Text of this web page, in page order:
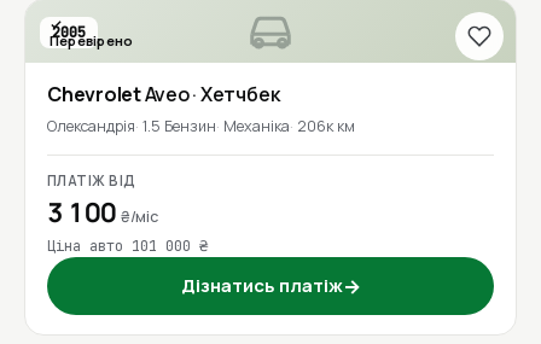
2005
Перевірено
ChevroletAveo· Хетчбек
Олександрія 1.5 Бензин Механіка 206к км
ПЛАТІЖ ВІД
3 100₴/міс
Ціна авто 101 000 ₴
Дізнатись платіж→